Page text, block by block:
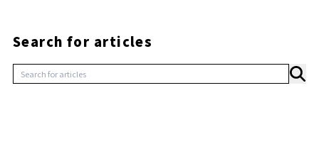
Search for articles